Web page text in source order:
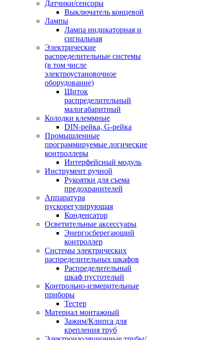
Датчики/сенсоры
Выключатель концевой
Лампы
Лампа индикаторная и
сигнальная
Электрические
распределительные системы
(в том числе
электроустановочное
оборудование)
Щиток
распределительный
малогабаритный
Колодки клеммные
DIN-рейка, G-рейка
Промышленные
программируемые логические
контроллеры
Интерфейсный модуль
Инструмент ручной
Рукоятки для съема
предохранителей
Аппаратура
пускорегулирующая
Конденсатор
Осветительные аксессуары
Энергосберегающий
контроллер
Системы электрических
распределительных шкафов
Распределительный
шкаф пустотелый
Контрольно-измерительные
приборы
Тестер
Материал монтажный
Зажим/Клипса для
крепления труб